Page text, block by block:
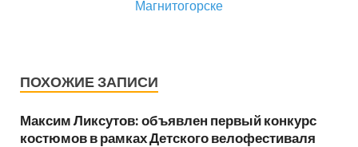
ПОХОЖИЕ ЗАПИСИ
Максим Ликсутов: объявлен первый конкурс
костюмов в рамках Детского велофестиваля